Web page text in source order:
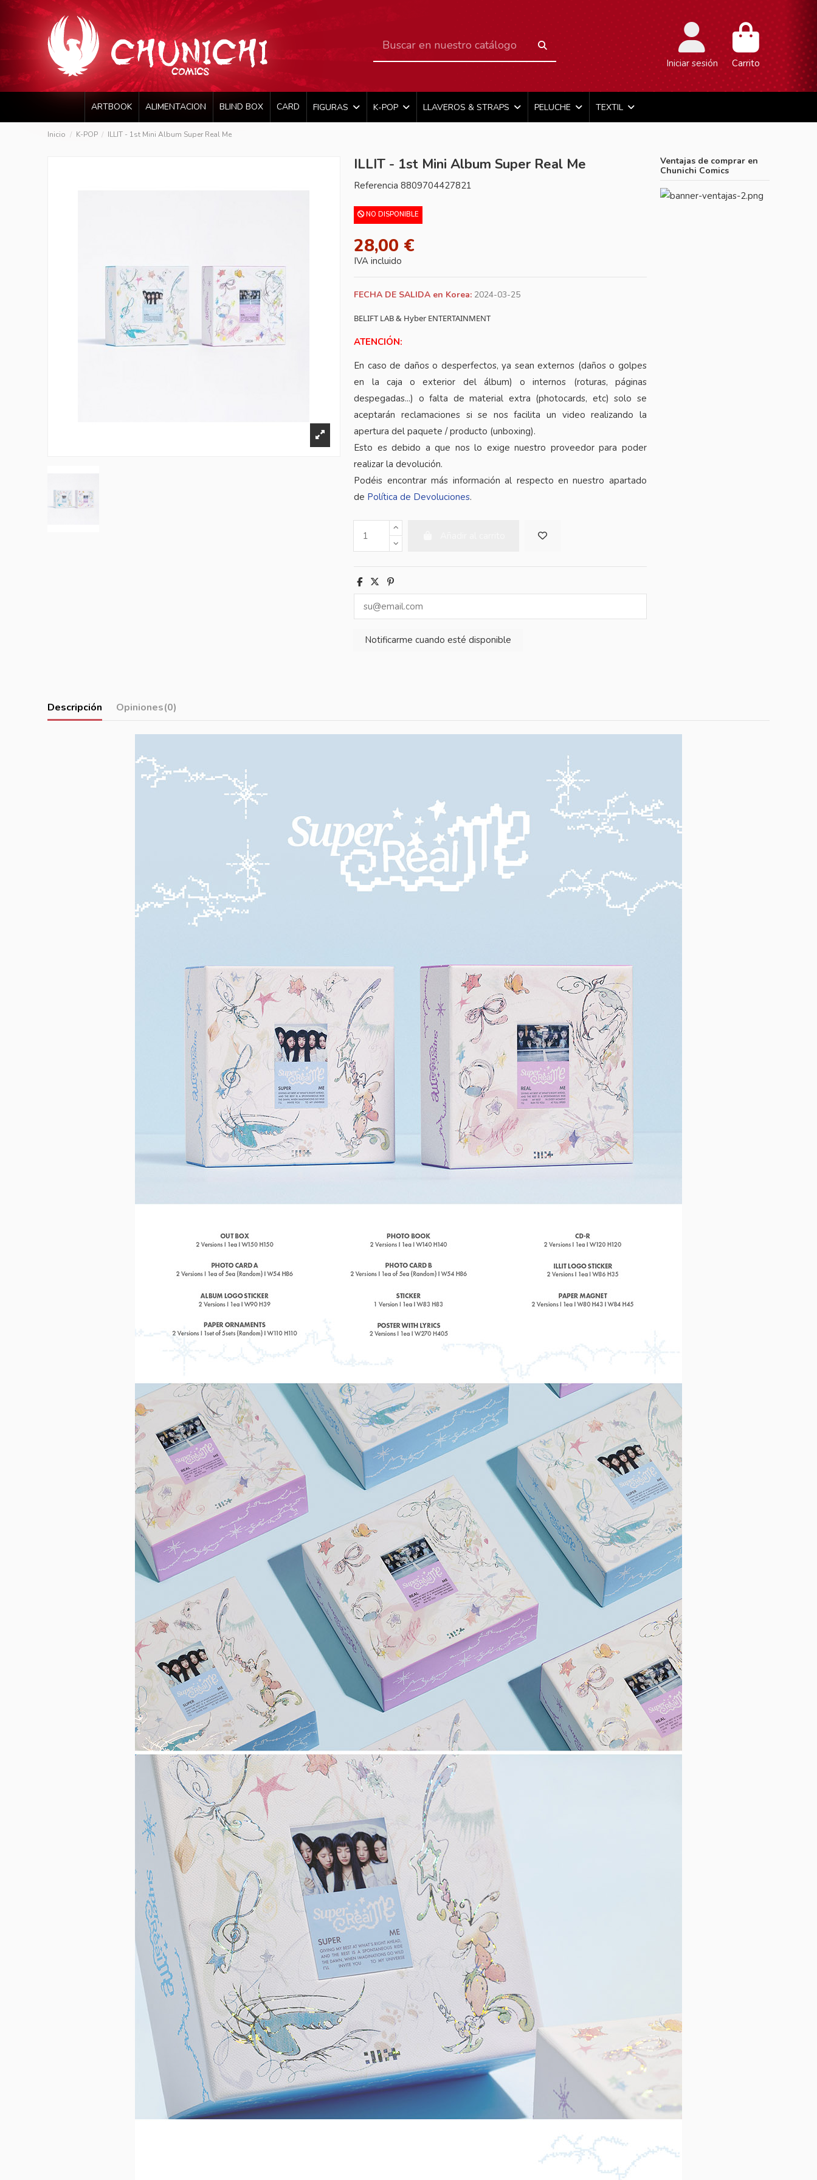
Iniciar sesión Carrito
ARTBOOK ALIMENTACION BLIND BOX CARD FIGURAS K-POP LLAVEROS & STRAPS PELUCHE TEXTIL
Inicio K-POP ILLIT - 1st Mini Album Super Real Me
ILLIT - 1st Mini Album Super Real Me
Referencia 8809704427821
NO DISPONIBLE
28,00 €
IVA incluido
FECHA DE SALIDA en Korea: 2024-03-25
BELIFT LAB & Hyber ENTERTAINMENT
ATENCIÓN:
En caso de daños o desperfectos, ya sean externos (daños o golpes
en la caja o exterior del álbum) o internos (roturas, páginas
despegadas...) o falta de material extra (photocards, etc) solo se
aceptarán reclamaciones si se nos facilita un video realizando la
apertura del paquete / producto (unboxing).
Esto es debido a que nos lo exige nuestro proveedor para poder
realizar la devolución.
Podéis encontrar más información al respecto en nuestro apartado
de Política de Devoluciones.
Ventajas de comprar en
Chunichi Comics
Descripción Opiniones(0)